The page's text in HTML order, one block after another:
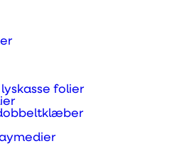
folier
tools
of units
higher volumes
to be available as